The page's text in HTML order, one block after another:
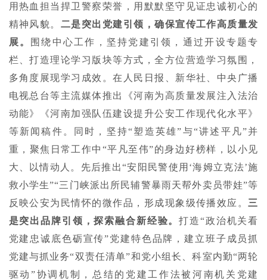
用热血担当捍卫警察荣誉，用默默坚守见证忠诚初心的
精神风貌。 二是突出党建引领，确保宣传工作高质量发
展。
围绕中心工作，坚持党建引领，通过开设专题专
栏、打造理论学习版块等方式，全方位营造学习氛围，
多角度展现学习成效。在人民日报、新华社、中央广播
电视总台等主流媒体推出《河南为高质量发展注入法治
动能》《河南加强队伍建设提升公安工作现代化水平》
等新闻稿件。同时，坚持“塑造英雄”与“讲述平凡”并
重，聚焦日常工作中“平凡至伟”的身边好榜样，以小见
大、以情动人。先后推出“安阳民警使用‘海姆立克法’施
救小学生”“三门峡派出所民辅警暴雨天帮外卖员带娃”等
反映公安为民情怀的微作品，形成现象级传播效应。 三
是突出品牌引领，探索融合新经验。打造“政治机关看
党建忠诚底色砺宣传”党建特色品牌，建立班子成员抓
党建与抓业务“双责任清单”和党小组长、科室内勤“两轮
驱动”协调机制，总结的党建工作法被河南机关党建